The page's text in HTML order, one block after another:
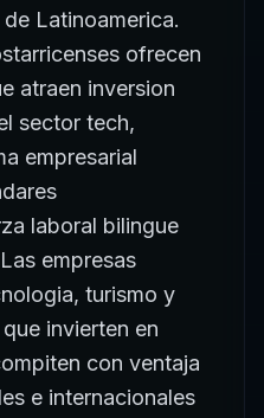
Latinoamerica.
ofrecen
atraen inversion
sector tech,
empresarial
laboral bilingue
empresas
turismo y
invierten en
con ventaja
e internacionales